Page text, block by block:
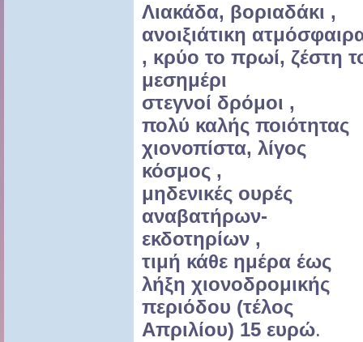
Λιακάδα, βοριαδάκι ,
ανοιξιάτικη
, κρύο το πρωί, ζέστη
μεσημέρι
στεγνοί δρόμοι ,
πολύ καλής ποιότητας
χιονοπίστα, λίγος
κόσμος ,
μηδενικές ουρές
αναβατήρων-
εκδοτηρίων ,
τιμή κάθε ημέρα έως
λήξη χιονοδρομικής
περιόδου (τέλος
Απριλίου) 15 ευρώ.